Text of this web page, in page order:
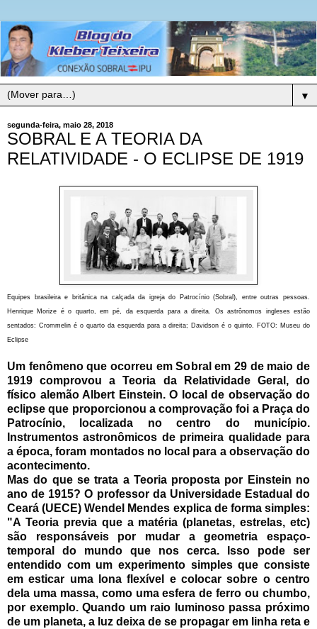
▼
segunda-feira, maio 28, 2018
SOBRAL E A TEORIA DA
RELATIVIDADE - O ECLIPSE DE 1919
Equipes brasileira e britânica na calçada da igreja do Patrocínio (Sobral), entre outras pessoas.
Henrique Morize é o quarto, em pé, da esquerda para a direita. Os astrônomos ingleses estão
sentados: Crommelin é o quarto da esquerda para a direita; Davidson é o quinto. FOTO: Museu do
Eclipse
Um fenômeno que ocorreu em Sobral em 29 de maio de
1919 comprovou a Teoria da Relatividade Geral, do
físico alemão Albert Einstein. O local de observação do
eclipse que proporcionou a comprovação foi a Praça do
Patrocínio, localizada no centro do município.
Instrumentos astronômicos de primeira qualidade para
a época, foram montados no local para a observação do
acontecimento.
Mas do que se trata a Teoria proposta por Einstein no
ano de 1915? O professor da Universidade Estadual do
Ceará (UECE) Wendel Mendes explica de forma simples:
"A Teoria previa que a matéria (planetas, estrelas, etc)
são responsáveis por mudar a geometria espaço-
temporal do mundo que nos cerca. Isso pode ser
entendido com um experimento simples que consiste
em esticar uma lona flexível e colocar sobre o centro
dela uma massa, como uma esfera de ferro ou chumbo,
por exemplo. Quando um raio luminoso passa próximo
de um planeta, a luz deixa de se propagar em linha reta e